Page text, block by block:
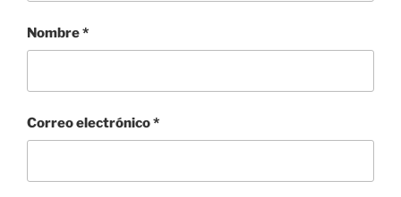
Nombre*
Correo electrónico*